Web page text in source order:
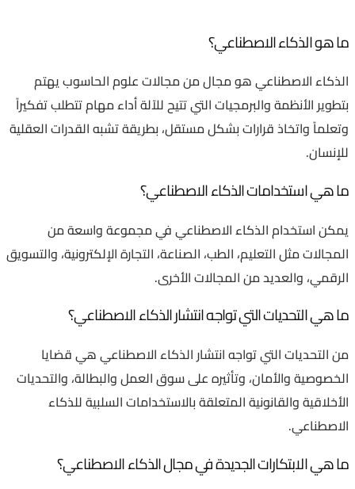
ما هو الذكاء الاصطناعي؟
الذكاء الاصطناعي هو مجال من مجالات علوم الحاسوب يهتم
بتطوير الأنظمة والبرمجيات التي تتيح للآلة أداء مهام تتطلب تفكيراً
وتعلماً واتخاذ قرارات بشكل مستقل، بطريقة تشبه القدرات العقلية
للإنسان.
ما هي استخدامات الذكاء الاصطناعي؟
يمكن استخدام الذكاء الاصطناعي في مجموعة واسعة من
المجالات مثل التعليم، الطب، الصناعة، التجارة الإلكترونية، والتسويق
الرقمي، والعديد من المجالات الأخرى.
ما هي التحديات التي تواجه انتشار الذكاء الاصطناعي؟
من التحديات التي تواجه انتشار الذكاء الاصطناعي هي قضايا
الخصوصية والأمان، وتأثيره على سوق العمل والبطالة، والتحديات
الأخلاقية والقانونية المتعلقة بالاستخدامات السلبية للذكاء
الاصطناعي.
ما هي الابتكارات الجديدة في مجال الذكاء الاصطناعي؟